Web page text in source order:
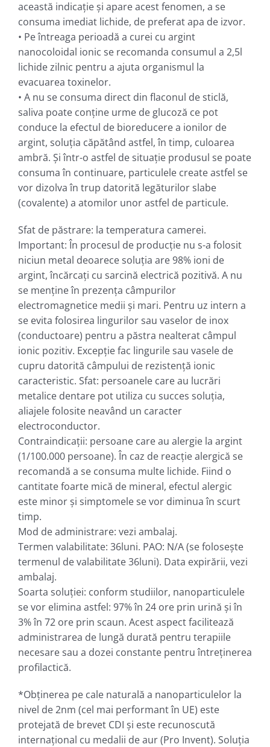
această indicaţie şi apare acest fenomen, a se
consuma imediat lichide, de preferat apa de izvor.
• Pe întreaga perioadă a curei cu argint
nanocoloidal ionic se recomanda consumul a 2,5l
lichide zilnic pentru a ajuta organismul la
evacuarea toxinelor.
• A nu se consuma direct din flaconul de sticlă,
saliva poate conţine urme de glucoză ce pot
conduce la efectul de bioreducere a ionilor de
argint, soluţia căpătând astfel, în timp, culoarea
ambră. Şi într-o astfel de situaţie produsul se poate
consuma în continuare, particulele create astfel se
vor dizolva în trup datorită legăturilor slabe
(covalente) a atomilor unor astfel de particule.
Sfat de păstrare: la temperatura camerei.
Important: În procesul de producţie nu s-a folosit
niciun metal deoarece soluţia are 98% ioni de
argint, încărcaţi cu sarcină electrică pozitivă. A nu
se menţine în prezenţa câmpurilor
electromagnetice medii şi mari. Pentru uz intern a
se evita folosirea lingurilor sau vaselor de inox
(conductoare) pentru a păstra nealterat câmpul
ionic pozitiv. Excepţie fac lingurile sau vasele de
cupru datorită câmpului de rezistenţă ionic
caracteristic. Sfat: persoanele care au lucrări
metalice dentare pot utiliza cu succes soluţia,
aliajele folosite neavând un caracter
electroconductor.
Contraindicaţii: persoane care au alergie la argint
(1/100.000 persoane). În caz de reacţie alergică se
recomandă a se consuma multe lichide. Fiind o
cantitate foarte mică de mineral, efectul alergic
este minor şi simptomele se vor diminua în scurt
timp.
Mod de administrare: vezi ambalaj.
Termen valabilitate: 36luni. PAO: N/A (se foloseşte
termenul de valabilitate 36luni). Data expirării, vezi
ambalaj.
Soarta soluţiei: conform studiilor, nanoparticulele
se vor elimina astfel: 97% în 24 ore prin urină şi în
3% în 72 ore prin scaun. Acest aspect facilitează
administrarea de lungă durată pentru terapiile
necesare sau a dozei constante pentru întreţinerea
profilactică.
*Obţinerea pe cale naturală a nanoparticulelor la
nivel de 2nm (cel mai performant în UE) este
protejată de brevet CDI şi este recunoscută
internaţional cu medalii de aur (Pro Invent). Soluţia